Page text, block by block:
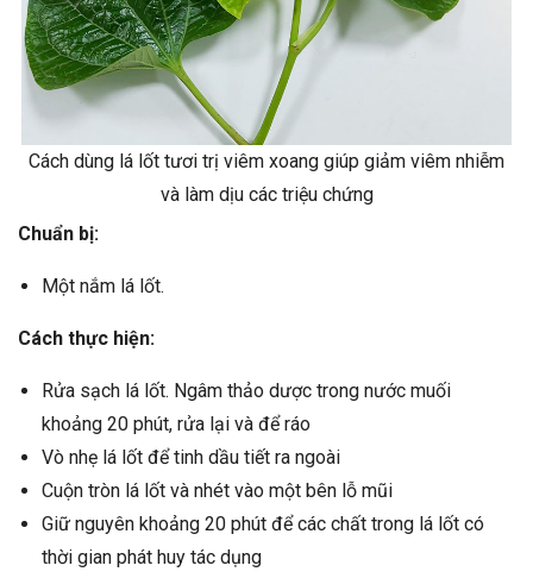
Cách dùng lá lốt tươi trị viêm xoang giúp giảm viêm nhiễm
và làm dịu các triệu chứng
Chuẩn bị:
Một nắm lá lốt.
Cách thực hiện:
Rửa sạch lá lốt. Ngâm thảo dược trong nước muối
khoảng 20 phút, rửa lại và để ráo
Vò nhẹ lá lốt để tinh dầu tiết ra ngoài
Cuộn tròn lá lốt và nhét vào một bên lỗ mũi
Giữ nguyên khoảng 20 phút để các chất trong lá lốt có
thời gian phát huy tác dụng